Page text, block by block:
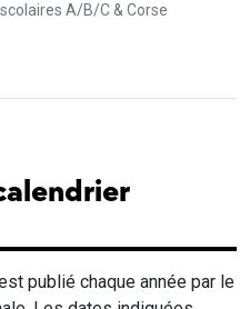
A/B/C & Corse
publié chaque année par le